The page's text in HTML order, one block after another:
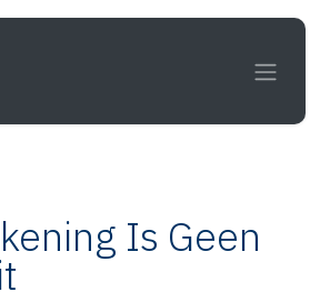
Is Geen